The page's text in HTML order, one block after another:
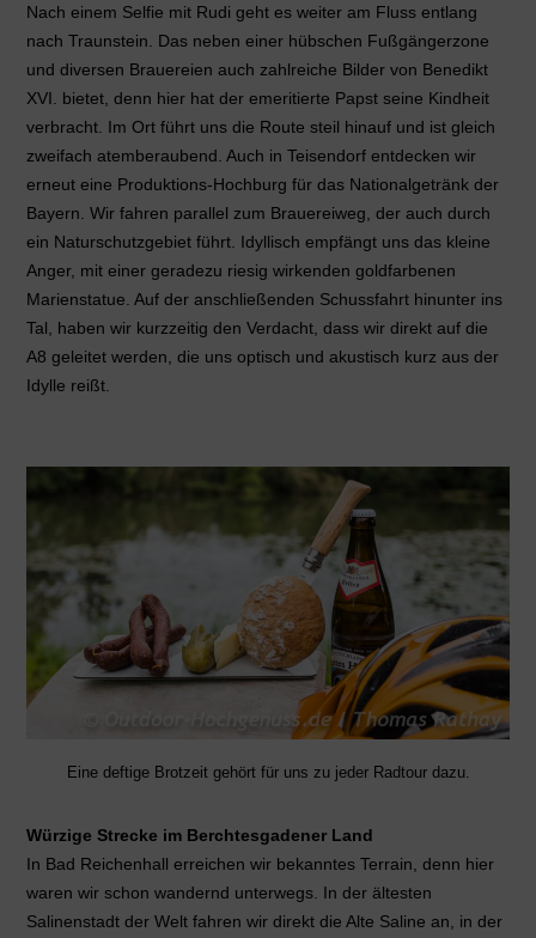
Nach einem Selfie mit Rudi geht es weiter am Fluss entlang
nach Traunstein. Das neben einer hübschen Fußgängerzone
und diversen Brauereien auch zahlreiche Bilder von Benedikt
XVI. bietet, denn hier hat der emeritierte Papst seine Kindheit
verbracht. Im Ort führt uns die Route steil hinauf und ist gleich
zweifach atemberaubend. Auch in Teisendorf entdecken wir
erneut eine Produktions-Hochburg für das Nationalgetränk der
Bayern. Wir fahren parallel zum Brauereiweg, der auch durch
ein Naturschutzgebiet führt. Idyllisch empfängt uns das kleine
Anger, mit einer geradezu riesig wirkenden goldfarbenen
Marienstatue. Auf der anschließenden Schussfahrt hinunter ins
Tal, haben wir kurzzeitig den Verdacht, dass wir direkt auf die
A8 geleitet werden, die uns optisch und akustisch kurz aus der
Idylle reißt.
Eine deftige Brotzeit gehört für uns zu jeder Radtour dazu.
Würzige Strecke im Berchtesgadener Land
In Bad Reichenhall erreichen wir bekanntes Terrain, denn hier
waren wir schon wandernd unterwegs. In der ältesten
Salinenstadt der Welt fahren wir direkt die Alte Saline an, in der